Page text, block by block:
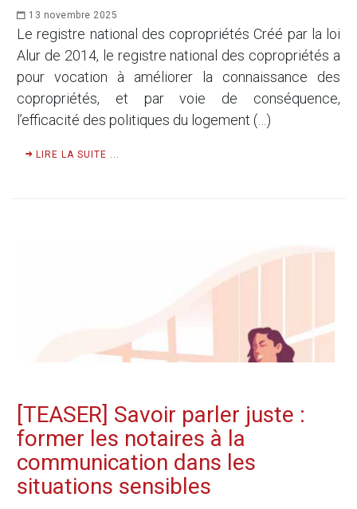
13 novembre 2025
Le registre national des copropriétés Créé par la loi
Alur de 2014, le registre national des copropriétés a
pour vocation à améliorer la connaissance des
copropriétés, et par voie de conséquence,
l’efficacité des politiques du logement (…)
LIRE LA SUITE ...
[TEASER] Savoir parler juste :
former les notaires à la
communication dans les
situations sensibles